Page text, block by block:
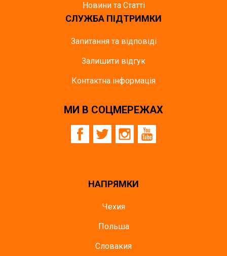
Новини та Статті
СЛУЖБА ПІДТРИМКИ
Запитання та відповіді
Залишити відгук
Контактна інформація
МИ В СОЦМЕРЕЖАХ
НАПРЯМКИ
Чехия
Польша
Словакия